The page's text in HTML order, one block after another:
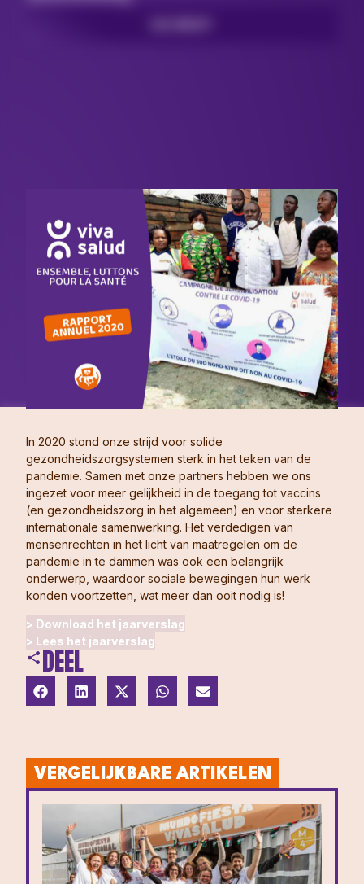
In 2020 stond onze strijd voor solide
gezondheidszorgsystemen sterk in het teken van de
pandemie. Samen met onze partners hebben we ons
ingezet voor meer gelijkheid in de toegang tot vaccins
(en gezondheidszorg in het algemeen) en voor sterkere
internationale samenwerking. Het verdedigen van
mensenrechten in het licht van maatregelen om de
pandemie in te dammen was ook een belangrijk
onderwerp, waardoor sociale bewegingen hun werk
konden voortzetten, wat meer dan ooit nodig is!
> Download het jaarverslag
> Lees het jaarverslag
DEEL
VERGELIJKBARE ARTIKELEN